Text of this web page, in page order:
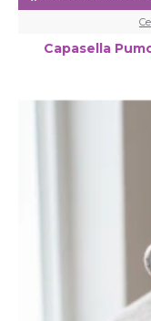
Capasella